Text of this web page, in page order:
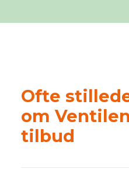
Ofte
om
tilbud